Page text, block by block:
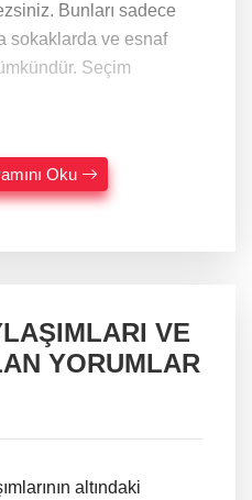
Bunları sadece
sokaklarda ve esnaf
Seçim
Oku
VE
YORUMLAR
altındaki